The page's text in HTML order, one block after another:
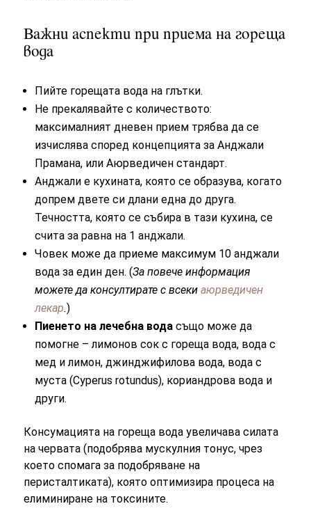
Важни аспекти при приема на гореща
вода
Пийте горещата вода на глътки.
Не прекалявайте с количеството:
максималният дневен прием трябва да се
изчислява според концепцията за Aнджали
Прамана, или Аюрведичен стандарт.
Aнджали е кухината, която се образува, когато
допрем двете си длани една до друга.
Течността, която се събира в тази кухина, се
счита за равна на 1 aнджали.
Човек може да приеме максимум 10 анджали
вода за един ден. (За повече информация
можете да консултирате с всекиаюрведичен
лекар.)
Пиенето на лечебна вода също може да
помогне – лимонов сок с гореща вода, вода с
мед и лимон, джинджифилова вода, вода с
муста (Cyperus rotundus), кориандрова вода и
други.
Консумацията на гореща вода увеличава силата
на червата (подобрява мускулния тонус, чрез
което спомага за подобряване на
перисталтиката), която оптимизира процеса на
елиминиране на токсините.